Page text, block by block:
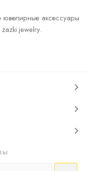
аксессуары